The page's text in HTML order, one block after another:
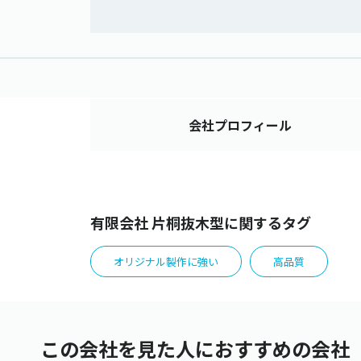
会社プロフィール
有限会社 片桐抜木型に関するタグ
オリジナル製作に強い 高品質
この会社を見た人におすすめの会社